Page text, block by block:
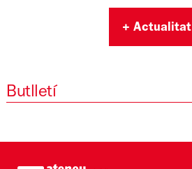
+ Actualitat
Butlletí